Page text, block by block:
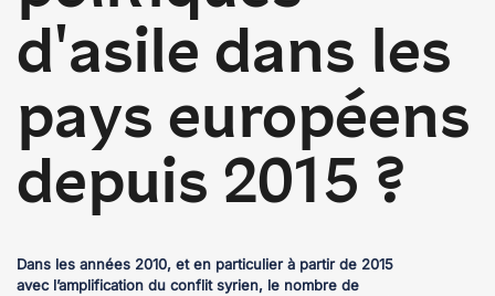
d'asile dans les
pays européens
depuis 2015 ?
Dans les années 2010, et en particulier à partir de 2015
avec l’amplification du conflit syrien, le nombre de